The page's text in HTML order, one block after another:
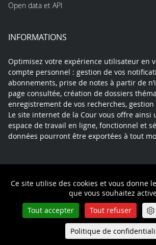
Ce site utilise des cookies et vous donne
que vous souhaitez
Tout accepter
Tout refuser
Politique de
Open data et API
INFORMATIONS
Optimisez votre expérience utilisateur en
compte personnel : gestion de vos
abonnements, prise de notes à partir de
page consultée, création de dossiers
enregistrement de vos recherches,
Le site internet de la Cour vous offre ainsi
espace de travail en ligne, fonctionnel et
données pourront être exportées à tout
Politique de confidentialité
Queue-Fair